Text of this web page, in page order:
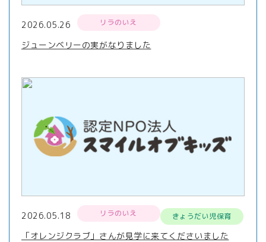
2026.05.26 リラのいえ
ジューンベリーの実がなりました
2026.05.18 リラのいえ きょうだい児保育
「オレンジクラブ」さんが見学に来てくださいました